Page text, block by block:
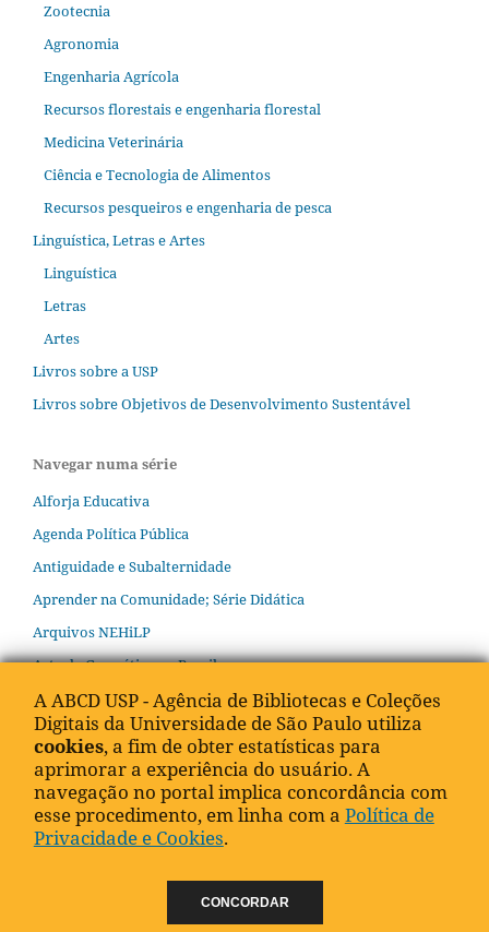
Zootecnia
Agronomia
Engenharia Agrícola
Recursos florestais e engenharia florestal
Medicina Veterinária
Ciência e Tecnologia de Alimentos
Recursos pesqueiros e engenharia de pesca
Linguística, Letras e Artes
Linguística
Letras
Artes
Livros sobre a USP
Livros sobre Objetivos de Desenvolvimento Sustentável
Navegar numa série
Alforja Educativa
Agenda Política Pública
Antiguidade e Subalternidade
Aprender na Comunidade; Série Didática
Arquivos NEHiLP
Arte da Gramática no Brasil
Biblioteca Brasiliana
Bordando o Manto do Mundo
Caderno de jornalismo esportivo
Cadernos Aplicados de Turismo
Cadernos Cescar Educação Ambiental
Cadernos de Estudos Diretrizes
Cadernos de Estudos SIBiUSP
A ABCD USP - Agência de Bibliotecas e Coleções
Digitais da Universidade de São Paulo utiliza
cookies, a fim de obter estatísticas para
aprimorar a experiência do usuário. A
navegação no portal implica concordância com
esse procedimento, em linha com a Política de
Privacidade e Cookies.
CONCORDAR